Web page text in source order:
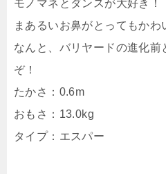
モノマネとダンスが大好き！
まあるいお鼻がとってもかわ
なんと、バリヤードの進化前
ぞ！
たかさ：0.6m
おもさ：13.0kg
タイプ：エスパー